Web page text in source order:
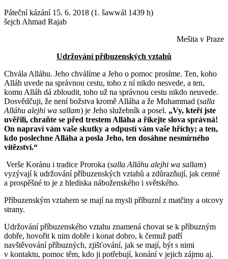
Páteční kázání 15. 6. 2018 (1. šawwál 1439 h)
šejch Ahmad Rajab
Mešita v Praze
Udržování příbuzenských vztahů
Chvála Alláhu. Jeho chválíme a Jeho o pomoc prosíme. Ten, koho
Alláh uvede na správnou cestu, toho z ní nikdo nesvede, a ten,
komu Alláh dá zbloudit, toho už na správnou cestu nikdo neuvede.
Dosvědčuji, že není božstva kromě Alláha a že Muhammad (salla
Alláhu alejhi wa sallam) je Jeho služebník a posel. „Vy, kteří jste
uvěřili, chraňte se před trestem Alláha a říkejte slova správná!
On napraví vám vaše skutky a odpustí vám vaše hříchy; a ten,
kdo poslechne Alláha a posla Jeho, ten dosáhne nesmírného
vítězství.“
Verše Koránu i tradice Proroka (salla Alláhu alejhi wa sallam)
vyzývají k udržování příbuzenských vztahů a zdůrazňují, jak cenné
a prospěšné to je z hlediska náboženského i světského.
Příbuzenským vztahem se mají na mysli příbuzní z matčiny a otcovy
strany.
Udržování příbuzenského vztahu znamená chovat se k příbuzným
dobře, hovořit k nim dobře i konat dobro, k čemuž patří
navštěvování příbuzných, zjišťování, jak se mají, být s nimi
v kontaktu, pomoc těm, kdo ji potřebují, konání v jejich zájmu aj.